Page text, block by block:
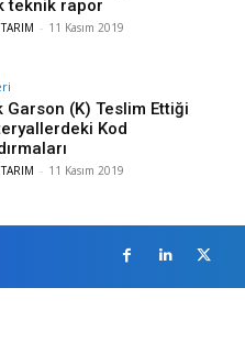
teknik rapor
- 11 Kasım 2019
Garson (K) Teslim Ettiği
Kod
- 11 Kasım 2019